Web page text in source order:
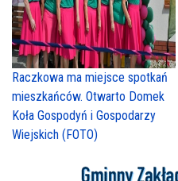
Raczkowa ma miejsce spotkań
mieszkańców. Otwarto Domek
Koła Gospodyń i Gospodarzy
Wiejskich (FOTO)